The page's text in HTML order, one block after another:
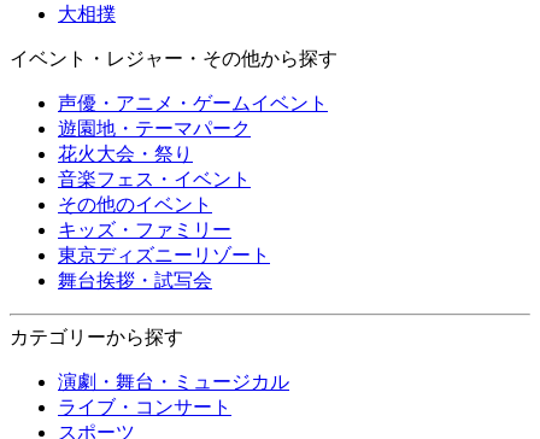
大相撲
イベント・レジャー・その他から探す
声優・アニメ・ゲームイベント
遊園地・テーマパーク
花火大会・祭り
音楽フェス・イベント
その他のイベント
キッズ・ファミリー
東京ディズニーリゾート
舞台挨拶・試写会
カテゴリーから探す
演劇・舞台・ミュージカル
ライブ・コンサート
スポーツ